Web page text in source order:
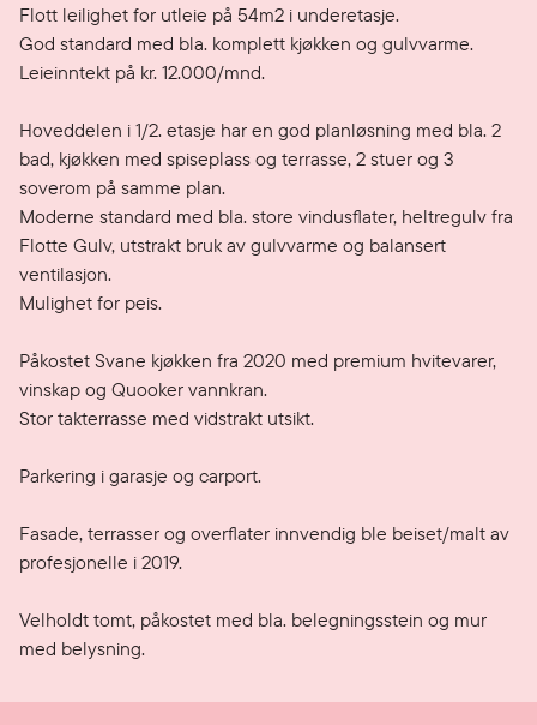
Flott leilighet for utleie på 54m2 i underetasje.
God standard med bla. komplett kjøkken og gulvvarme.
Leieinntekt på kr. 12.000/mnd.
Hoveddelen i 1/2. etasje har en god planløsning med bla. 2
bad, kjøkken med spiseplass og terrasse, 2 stuer og 3
soverom på samme plan.
Moderne standard med bla. store vindusflater, heltregulv fra
Flotte Gulv, utstrakt bruk av gulvvarme og balansert
ventilasjon.
Mulighet for peis.
Påkostet Svane kjøkken fra 2020 med premium hvitevarer,
vinskap og Quooker vannkran.
Stor takterrasse med vidstrakt utsikt.
Parkering i garasje og carport.
Fasade, terrasser og overflater innvendig ble beiset/malt av
profesjonelle i 2019.
Velholdt tomt, påkostet med bla. belegningsstein og mur
med belysning.